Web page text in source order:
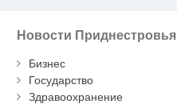
Новости Приднестровья
Бизнес
Государство
Здравоохранение